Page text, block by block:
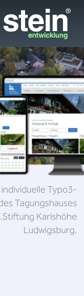
Typo3-
Tagungshauses
Stiftung Karlshöhe
Ludwigsburg.